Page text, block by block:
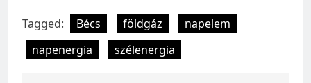
Tagged: Bécs földgáz
napelem
napenergia
szélenergia